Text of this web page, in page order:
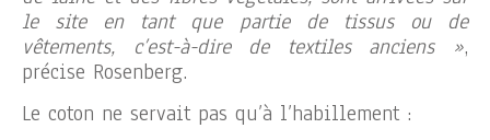
le site en tant que partie de tissus ou de
vêtements, c’est-à-dire de textiles anciens »,
précise Rosenberg.
Le coton ne servait pas qu’à l’habillement :